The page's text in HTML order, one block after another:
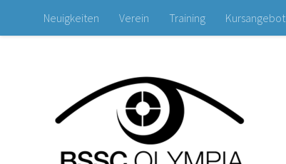
Zum Inhalt springen
Neuigkeiten Verein Training Kursangebot